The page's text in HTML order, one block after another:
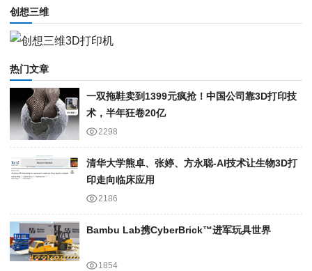
创想三维
热门文章
一双拖鞋卖到1399元疯抢！中国公司靠3D打印技
术，半年狂卷20亿
2298
清华大学熊卓、张婷、方永聪-AI技术让生物3D打
印走向临床应用
2186
Bambu Lab携Cyber​​Brick™进军玩具世界
1854